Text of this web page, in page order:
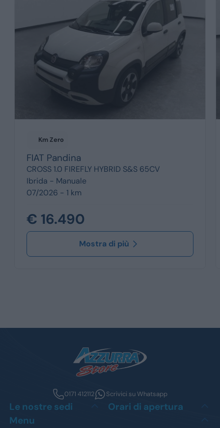
Km Zero
FIAT Pandina
CROSS 1.0 FIREFLY HYBRID S&S 65CV
Ibrida - Manuale
07/2026 - 1 km
€ 16.490
Mostra di più
0171 412112 Scrivici su Whatsapp
Le nostre sedi
Orari di apertura
Menu